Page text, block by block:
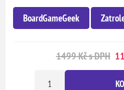
BoardGameGeek
1499 Kč s DPH